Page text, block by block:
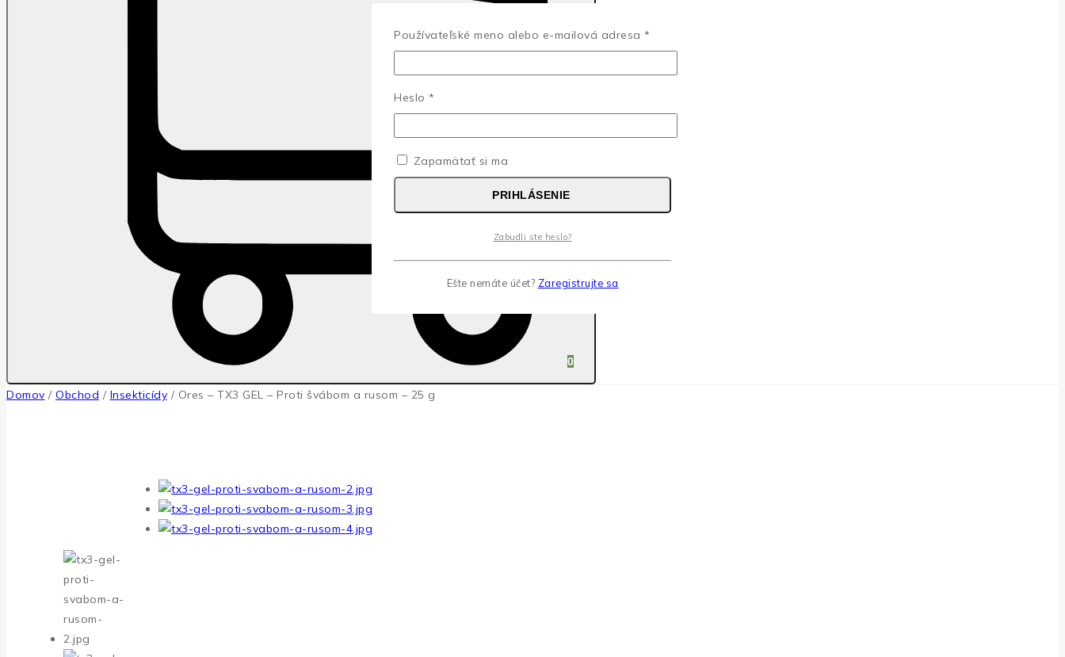
0
Domov / Obchod / Insekticídy / Ores – TX3 GEL – Proti švábom a rusom – 25 g
Používateľské meno alebo e-mailová adresa *
Heslo *
Zapamätať si ma
PRIHLÁSENIE
Zabudli ste heslo?
Ešte nemáte účet? Zaregistrujte sa